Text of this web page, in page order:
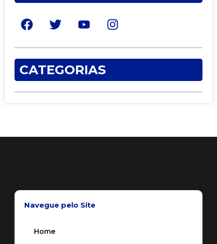
CATEGORIAS
Navegue pelo Site
Home